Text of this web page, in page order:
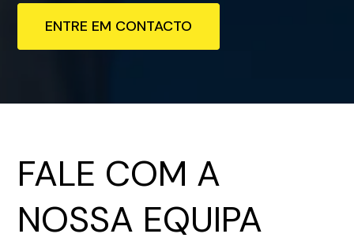
ENTRE EM CONTACTO
FALE COM A
NOSSA EQUIPA